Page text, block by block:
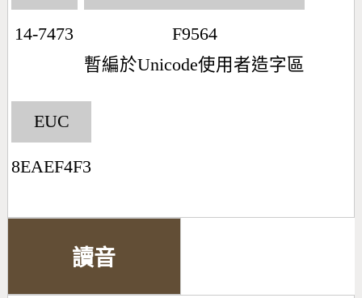
14-7473
F9564
暫編於Unicode使用者造字區
EUC
8EAEF4F3
讀音